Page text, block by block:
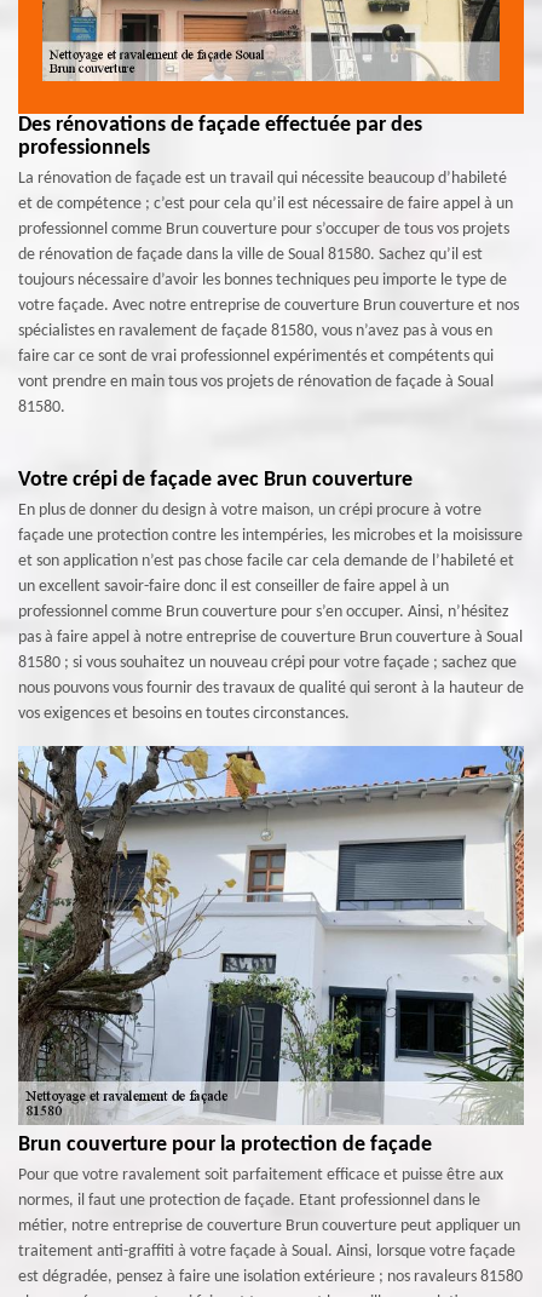
Des rénovations de façade effectuée par des
professionnels
La rénovation de façade est un travail qui nécessite beaucoup d’habileté
et de compétence ; c’est pour cela qu’il est nécessaire de faire appel à un
professionnel comme Brun couverture pour s’occuper de tous vos projets
de rénovation de façade dans la ville de Soual 81580. Sachez qu’il est
toujours nécessaire d’avoir les bonnes techniques peu importe le type de
votre façade. Avec notre entreprise de couverture Brun couverture et nos
spécialistes en ravalement de façade 81580, vous n’avez pas à vous en
faire car ce sont de vrai professionnel expérimentés et compétents qui
vont prendre en main tous vos projets de rénovation de façade à Soual
81580.
Votre crépi de façade avec Brun couverture
En plus de donner du design à votre maison, un crépi procure à votre
façade une protection contre les intempéries, les microbes et la moisissure
et son application n’est pas chose facile car cela demande de l’habileté et
un excellent savoir-faire donc il est conseiller de faire appel à un
professionnel comme Brun couverture pour s’en occuper. Ainsi, n’hésitez
pas à faire appel à notre entreprise de couverture Brun couverture à Soual
81580 ; si vous souhaitez un nouveau crépi pour votre façade ; sachez que
nous pouvons vous fournir des travaux de qualité qui seront à la hauteur de
vos exigences et besoins en toutes circonstances.
Brun couverture pour la protection de façade
Pour que votre ravalement soit parfaitement efficace et puisse être aux
normes, il faut une protection de façade. Etant professionnel dans le
métier, notre entreprise de couverture Brun couverture peut appliquer un
traitement anti-graffiti à votre façade à Soual. Ainsi, lorsque votre façade
est dégradée, pensez à faire une isolation extérieure ; nos ravaleurs 81580